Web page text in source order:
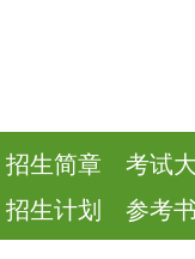
招生简章
考试
招生计划 参考